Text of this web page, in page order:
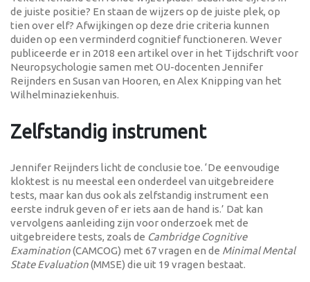
de juiste positie? En staan de wijzers op de juiste plek, op
tien over elf? Afwijkingen op deze drie criteria kunnen
duiden op een verminderd cognitief functioneren. Wever
publiceerde er in 2018 een artikel over in het Tijdschrift voor
Neuropsychologie samen met OU-docenten Jennifer
Reijnders en Susan van Hooren, en Alex Knipping van het
Wilhelminaziekenhuis.
Zelfstandig instrument
Jennifer Reijnders licht de conclusie toe. ‘De eenvoudige
kloktest is nu meestal een onderdeel van uitgebreidere
tests, maar kan dus ook als zelfstandig instrument een
eerste indruk geven of er iets aan de hand is.’ Dat kan
vervolgens aanleiding zijn voor onderzoek met de
uitgebreidere tests, zoals de Cambridge Cognitive
Examination(CAMCOG) met 67 vragen en de Minimal Mental
State Evaluation(MMSE) die uit 19 vragen bestaat.